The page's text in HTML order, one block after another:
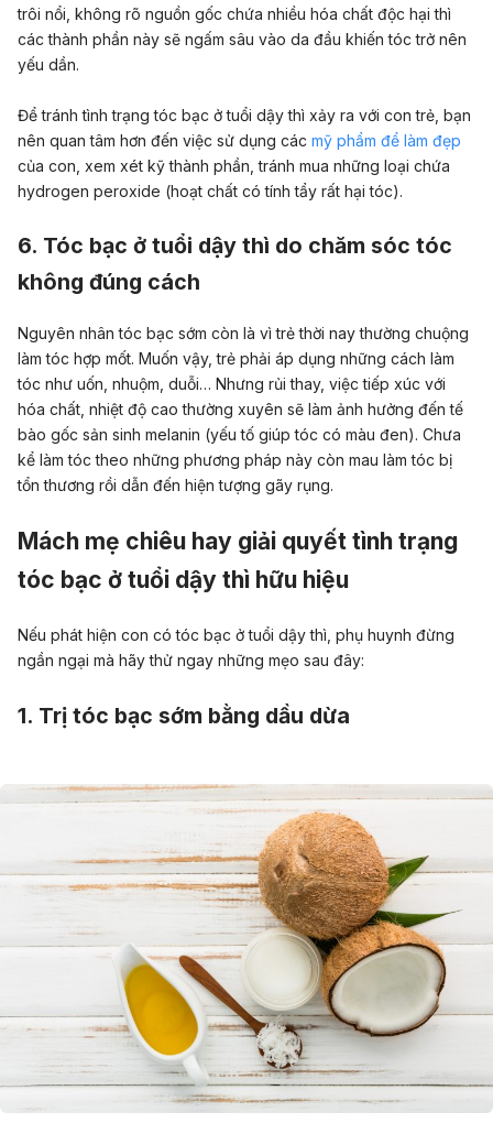
trôi nổi, không rõ nguồn gốc chứa nhiều hóa chất độc hại thì
các thành phần này sẽ ngấm sâu vào da đầu khiến tóc trở nên
yếu dần.
Để tránh tình trạng tóc bạc ở tuổi dậy thì xảy ra với con trẻ, bạn
nên quan tâm hơn đến việc sử dụng các mỹ phẩm để làm đẹp
của con, xem xét kỹ thành phần, tránh mua những loại chứa
hydrogen peroxide (hoạt chất có tính tẩy rất hại tóc).
6. Tóc bạc ở tuổi dậy thì do chăm sóc tóc
không đúng cách
Nguyên nhân tóc bạc sớm còn là vì trẻ thời nay thường chuộng
làm tóc hợp mốt. Muốn vậy, trẻ phải áp dụng những cách làm
tóc như uốn, nhuộm, duỗi… Nhưng rủi thay, việc tiếp xúc với
hóa chất, nhiệt độ cao thường xuyên sẽ làm ảnh hưởng đến tế
bào gốc sản sinh melanin (yếu tố giúp tóc có màu đen). Chưa
kể làm tóc theo những phương pháp này còn mau làm tóc bị
tổn thương rồi dẫn đến hiện tượng gãy rụng.
Mách mẹ chiêu hay giải quyết tình trạng
tóc bạc ở tuổi dậy thì hữu hiệu
Nếu phát hiện con có tóc bạc ở tuổi dậy thì, phụ huynh đừng
ngần ngại mà hãy thử ngay những mẹo sau đây:
1. Trị tóc bạc sớm bằng dầu dừa